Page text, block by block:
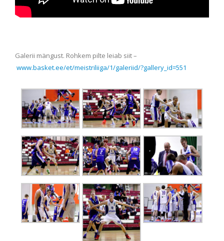
Galerii mängust. Rohkem pilte leiab siit –
www.basket.ee/et/meistriliiga/1/galeriid/?gallery_id=551